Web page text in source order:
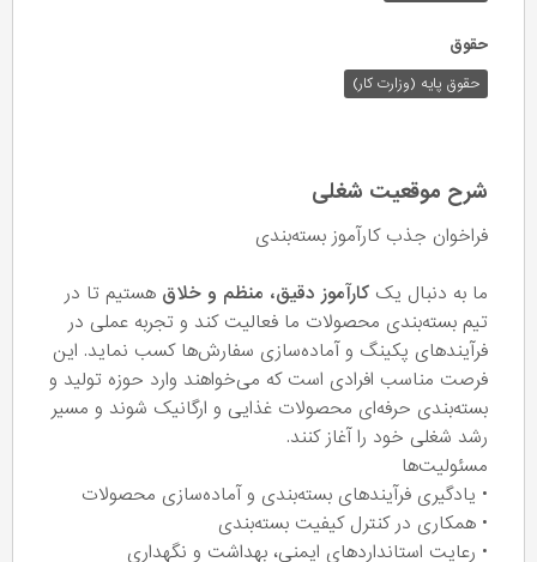
حقوق
حقوق پایه (وزارت کار)
شرح موقعیت شغلی
فراخوان جذب کارآموز بسته‌بندی
ما به دنبال یک کارآموز دقیق، منظم و خلاق هستیم تا در
تیم بسته‌بندی محصولات ما فعالیت کند و تجربه عملی در
فرآیندهای پکینگ و آماده‌سازی سفارش‌ها کسب نماید. این
فرصت مناسب افرادی است که می‌خواهند وارد حوزه تولید و
بسته‌بندی حرفه‌ای محصولات غذایی و ارگانیک شوند و مسیر
رشد شغلی خود را آغاز کنند.
مسئولیت‌ها
• یادگیری فرآیندهای بسته‌بندی و آماده‌سازی محصولات
• همکاری در کنترل کیفیت بسته‌بندی
• رعایت استانداردهای ایمنی، بهداشت و نگهداری